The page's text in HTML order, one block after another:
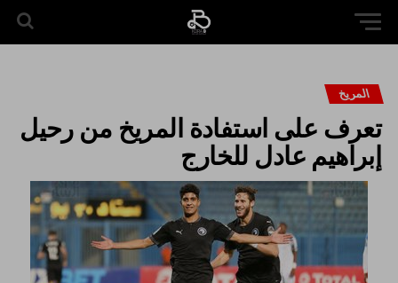
المريخ
تعرف على استفادة المريخ من رحيل
إبراهيم عادل للخارج